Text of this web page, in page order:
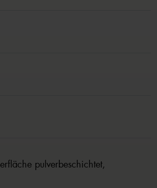
pulverbeschichtet,